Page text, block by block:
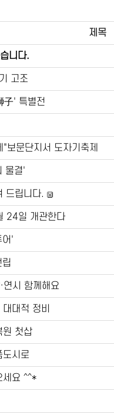
제목
니다.
고조
子' 특별전
보문단지서 도자기축제
물결'
드립니다.
24일 개관한다
어'
연시 함께해요
대적 정비
원 첫삽
시로
세요 ^^*